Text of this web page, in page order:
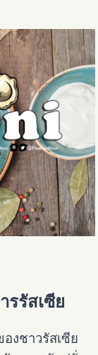
รรัสเซีย
งชาวรัสเซีย